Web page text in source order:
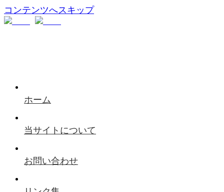
コンテンツへスキップ
ホーム
当サイトについて
お問い合わせ